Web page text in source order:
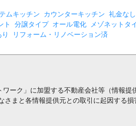
ムキッチン カウンターキッチン 礼金なし
ト
分譲タイプ オール電化 メゾネットタ
リフォーム・リノベーション済
ーク」に加盟する不動産会社等（情報
まと各情報提供元との取引に起因する